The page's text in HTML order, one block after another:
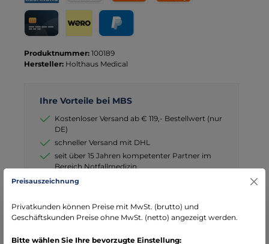
Produktnummer: 100189
Hersteller: Holthaus Medical
Ihre Vorteile bei MBS
Kostenloser Versand ab € 119,- Bestellwert (nur
DE)
schneller Versand mit DHL
seit über 15 Jahren kompetenter Partner im
Bereich Notfallmedizin
Beschreibung
Preisauszeichnung
Privatkunden können Preise mit MwSt. (brutto) und
Geschäftskunden Preise ohne MwSt. (netto) angezeigt werden.
Bitte wählen Sie Ihre bevorzugte Einstellung: